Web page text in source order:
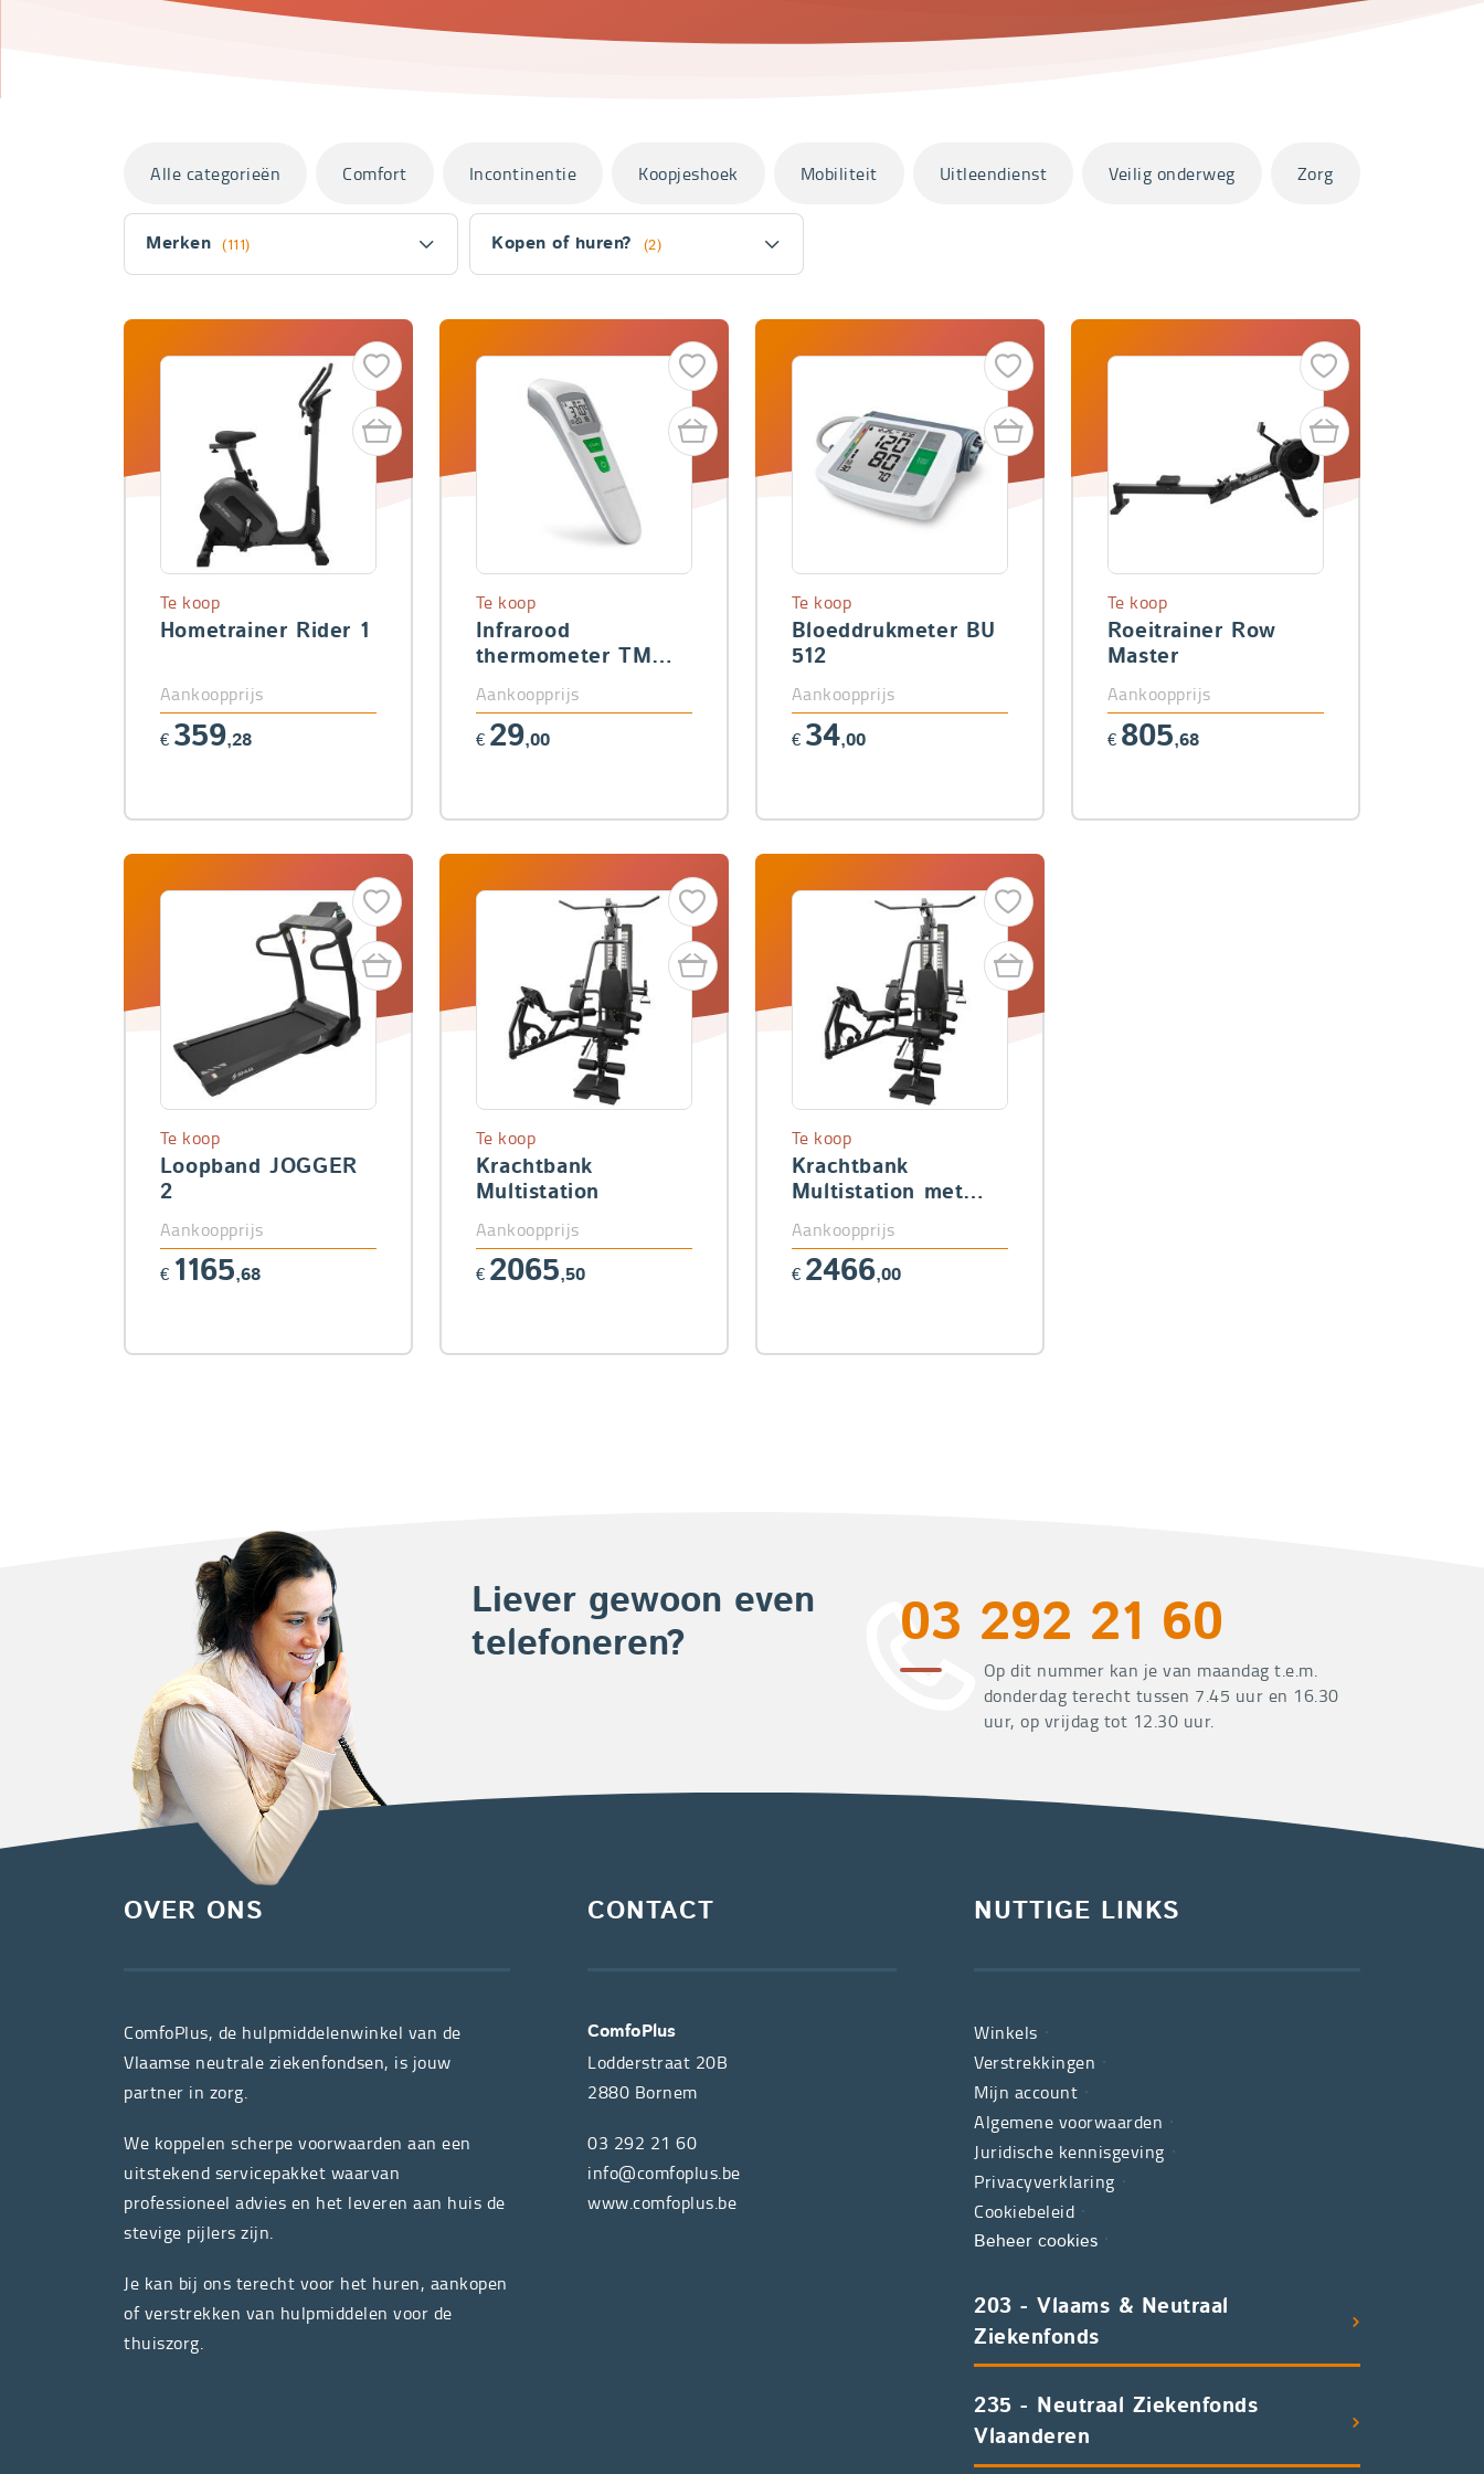
section
Filter
Merken (111) Kopen of huren? (2)
Alle categorieën Comfort Incontinentie Koopjeshoek Mobiliteit Uitleendienst Veilig onderweg Zorg
Producten
Hometrainer Rider 1
Te koop
Aankoopprijs
€ 359,28
Infrarood
thermometer TM
760
Te koop
Aankoopprijs
€ 29,00
Bloeddrukmeter BU
512
Te koop
Aankoopprijs
€ 34,00
Roeitrainer Row
Master
Te koop
Aankoopprijs
€ 805,68
Loopband JOGGER
2
Te koop
Aankoopprijs
€ 1165,68
Krachtbank
Multistation
Te koop
Aankoopprijs
€ 2065,50
Krachtbank
Multistation met
Te koop
Aankoopprijs
€ 2466,00
Liever gewoon even
telefoneren?
03 292 21 60
Op dit nummer kan je van maandag t.e.m.
donderdag terecht tussen 7.45 uur en 16.30
uur, op vrijdag tot 12.30 uur.
OVER ONS
ComfoPlus, de hulpmiddelenwinkel van de
Vlaamse neutrale ziekenfondsen, is jouw
partner in zorg.
We koppelen scherpe voorwaarden aan een
uitstekend servicepakket waarvan
professioneel advies en het leveren aan huis de
stevige pijlers zijn.
Je kan bij ons terecht voor het huren, aankopen
of verstrekken van hulpmiddelen voor de
thuiszorg.
CONTACT
ComfoPlus
Lodderstraat 20B
2880 Bornem
03 292 21 60
info@comfoplus.be
www.comfoplus.be
NUTTIGE LINKS
Winkels
Verstrekkingen
Mijn account
Algemene voorwaarden
Juridische kennisgeving
Privacyverklaring
Cookiebeleid
Beheer cookies
203 - Vlaams & Neutraal
Ziekenfonds
235 - Neutraal Ziekenfonds
Vlaanderen